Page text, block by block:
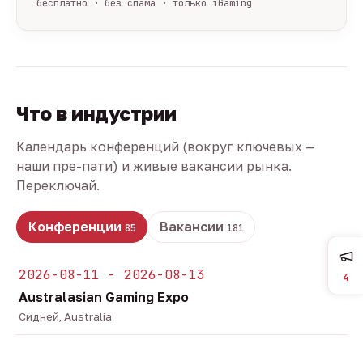
Что в индустрии
Календарь конференций (вокруг ключевых —
наши пре-пати) и живые вакансии рынка.
Переключай.
Конференции 85 Вакансии 181
2026-08-11 - 2026-08-13
Australasian Gaming Expo
Сидней, Australia
4